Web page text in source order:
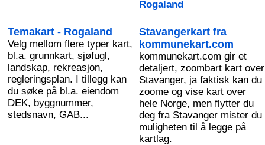
Rogaland
Temakart - Rogaland
Velg mellom flere typer kart,
bl.a. grunnkart, sjøfugl,
landskap, rekreasjon,
regleringsplan. I tillegg kan
du søke på bl.a. eiendom
DEK, byggnummer,
stedsnavn, GAB...
Stavangerkart fra
kommunekart.com
kommunekart.com gir et
detaljert, zoombart kart over
Stavanger, ja faktisk kan du
zoome og vise kart over
hele Norge, men flytter du
deg fra Stavanger mister du
muligheten til å legge på
kartlag.